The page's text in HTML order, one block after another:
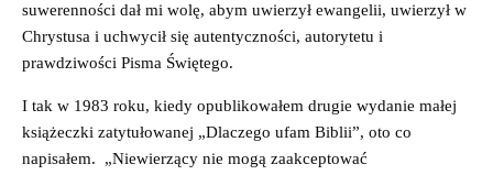
suwerenności dał mi wolę, abym uwierzył ewangelii, uwierzył w
Chrystusa i uchwycił się autentyczności, autorytetu i
prawdziwości Pisma Świętego.
I tak w 1983 roku, kiedy opublikowałem drugie wydanie małej
książeczki zatytułowanej „Dlaczego ufam Biblii”, oto co
napisałem. „Niewierzący nie mogą zaakceptować